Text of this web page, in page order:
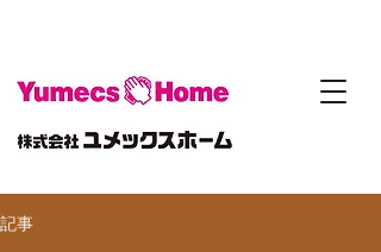
記事